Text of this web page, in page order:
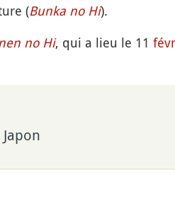
(Bunka no Hi).
no Hi, qui a lieu le 11